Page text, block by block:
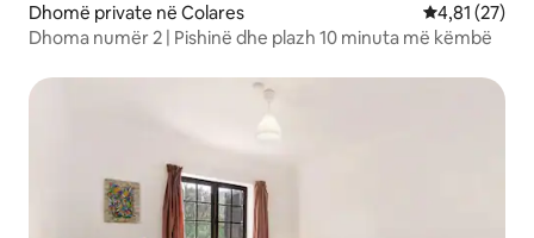
Dhomë private në Colares Vlerësimi
4,81 (27)
Dhoma numër 2 | Pishinë dhe plazh 10 minuta më këmbë